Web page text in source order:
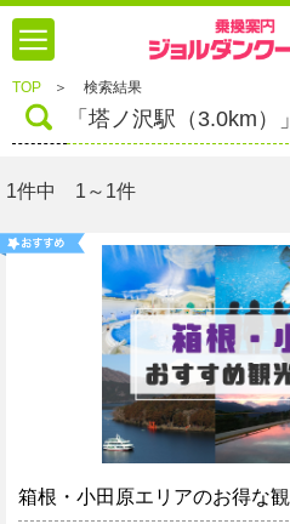
TOP ＞ 検索結果
「塔ノ沢駅（3.0km）
1件中 1～1件
箱根・小田原エリアのお得な